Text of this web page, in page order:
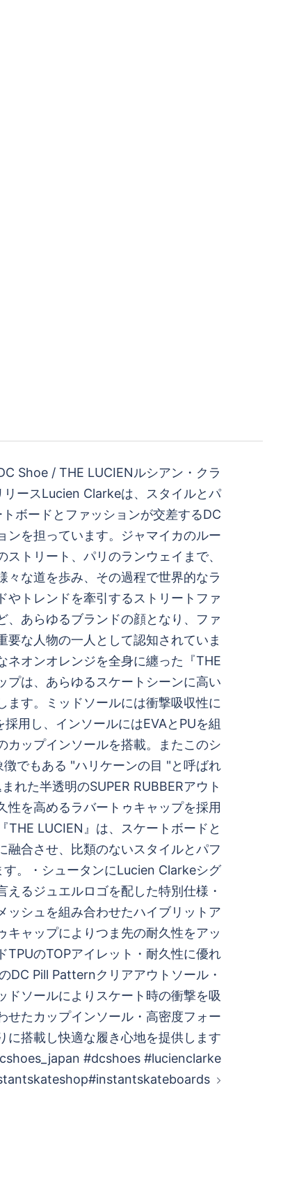
Shoe / THE LUCIENルシアン・クラ
ース︎Lucien Clarkeは、スタイルとパ
ボードとファッションが交差するDC
ンを担っています。ジャマイカのルー
ストリート、パリのランウェイまで、
々な道を歩み、その過程で世界的なラ
やトレンドを牽引するストリートファ
、あらゆるブランドの顔となり、ファ
要な人物の一人として認知されていま
ネオンオレンジを全身に纏った『THE
プは、あらゆるスケートシーンに高い
ます。ミッドソールには衝撃吸収性に
用し、インソールにはEVAとPUを組
カップインソールを搭載。またこのシ
徴でもある "ハリケーンの目 "と呼ばれ
れた半透明のSUPER RUBBERアウト
性を高めるラバートゥキャップを採用
THE LUCIEN』は、スケートボードと
融合させ、比類のないスタイルとパフ
す。・シュータンにLucien Clarkeシグ
えるジュエルロゴを配した特別仕様・
ッシュを組み合わせたハイブリットア
キャップによりつま先の耐久性をアッ
TPUのTOPアイレット・耐久性に優れ
DC Pill Patternクリアアウトソール・
ドソールによりスケート時の衝撃を吸
せたカップインソール・高密度フォー
に搭載し快適な履き心地を提供します
#dcshoes #lucienclarke